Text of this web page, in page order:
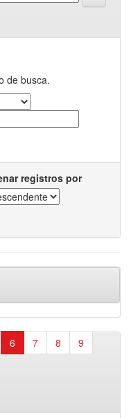
de busca.
registros por
6 7 8
9